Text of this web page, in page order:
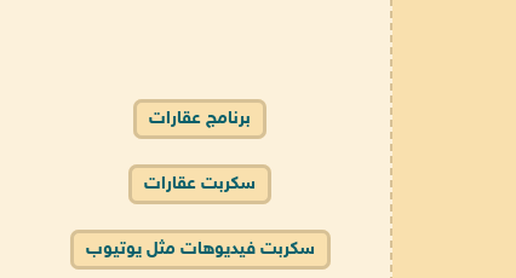
برنامج عقارات
سكربت عقارات
سكربت فيديوهات مثل يوتيوب